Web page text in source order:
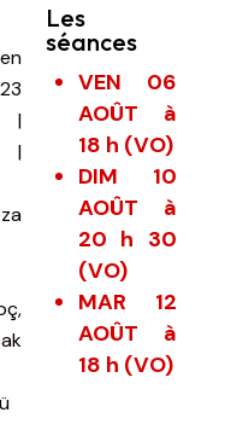
|
|
Les
séances
VEN 06
AOÛT à
18 h (VO)
DIM 10
AOÛT à
20 h 30
(VO)
MAR 12
AOÛT à
18 h (VO)